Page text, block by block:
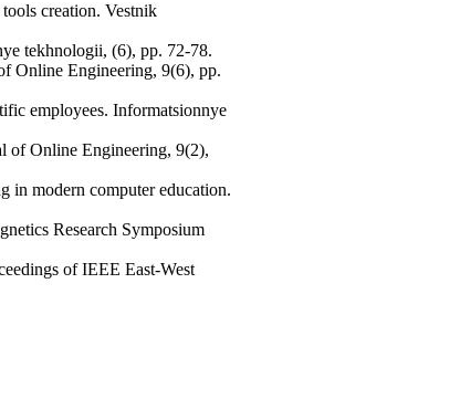
creation. Vestnik
tekhnologii, (6), pp. 72-78.
Online Engineering, 9(6), pp.
employees. Informatsionnye
of Online Engineering, 9(2),
in modern computer education.
Research Symposium
of IEEE East-West